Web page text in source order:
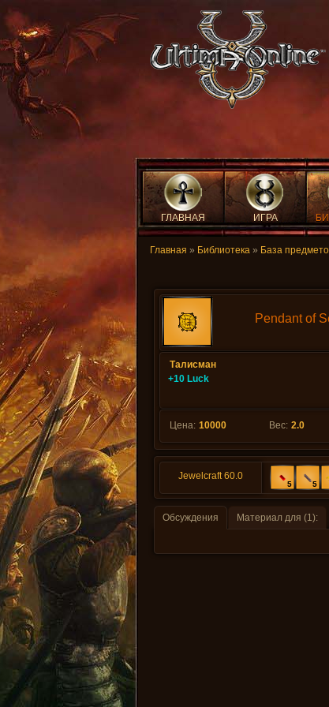
ГЛАВНАЯ ИГРА
Главная » Библиотека » База
Pendant of
Талисман
+10 Luck
Цена: 10000 Вес: 2.0
Jewelcraft 60.0
5 5
Обсуждения
Материал для (1):